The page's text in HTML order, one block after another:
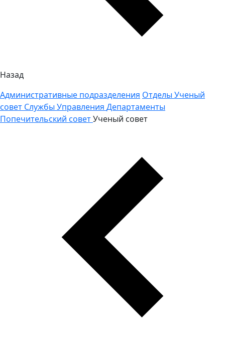
Назад
Административные подразделения Отделы Ученый
совет Службы Управления Департаменты
Попечительский советУченый совет